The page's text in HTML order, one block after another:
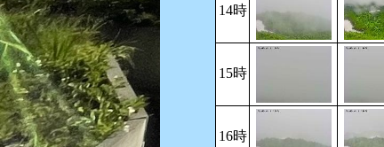
14時
15時
16時